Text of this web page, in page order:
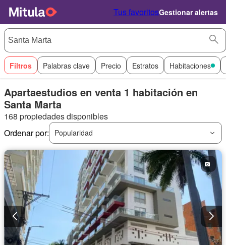
Tus favoritosGestionar alertas
Filtros Palabras clave Precio Estratos Habitaciones
Apartaestudios en venta 1 habitación en
Santa Marta
168 propiedades disponibles
Ordenar por:
Popularidad